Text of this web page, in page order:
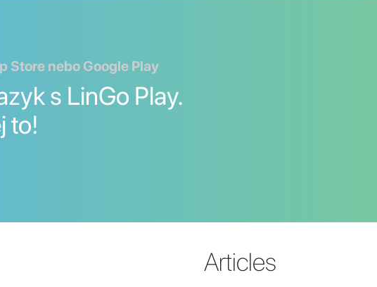
Store nebo Google Play
s LinGo Play.
to!
Articles